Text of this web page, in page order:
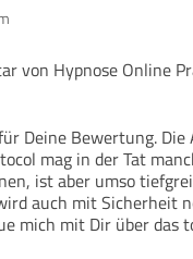
von Hypnose Online
Deine Bewertung.
mag in der Tat
ist aber umso
auch mit Sicherheit
mich mit Dir über das